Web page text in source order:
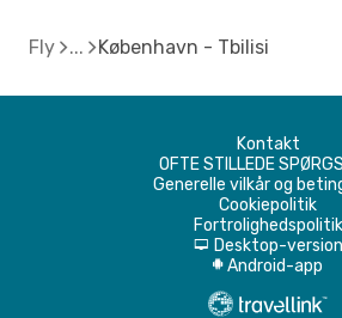
Fly København - Tbilisi
Kontakt
OFTE STILLEDE
Generelle vilkår og
Cookiepolitik
Fortrolighedspolitik
d Desktop-version
A Android-app